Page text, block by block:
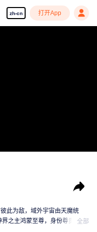
zh-cn 打开App
此为敌，域外宇宙由天魔统
之主鸿蒙至尊，身份尊贵，属
全部